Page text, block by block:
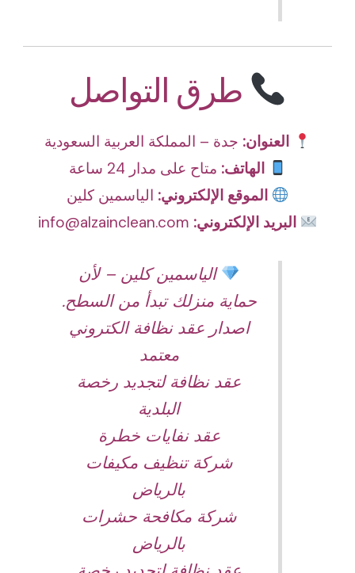
طرق التواصل
العنوان: جدة – المملكة العربية السعودية
الهاتف: متاح على مدار 24 ساعة
الموقع الإلكتروني: الياسمين كلين
البريد الإلكتروني:
الياسمين كلين – لأن
حماية منزلك تبدأ من السطح.
اصدار عقد نظافة الكتروني
معتمد
عقد نظافة لتجديد رخصة
البلدية
عقد نفايات خطرة
شركة تنظيف مكيفات
بالرياض
شركة مكافحة حشرات
بالرياض